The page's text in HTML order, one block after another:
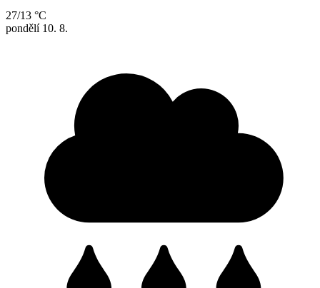
27/13 °C
pondělí 10. 8.